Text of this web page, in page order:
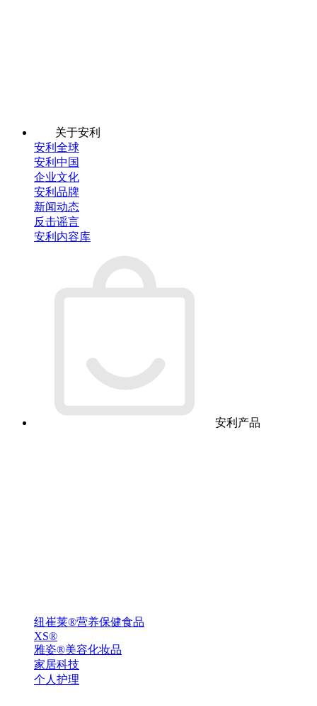
关于安利
安利全球
安利中国
企业文化
安利品牌
新闻动态
反击谣言
安利内容库
安利产品
纽崔莱®营养保健食品
XS®
雅姿®美容化妆品
家居科技
个人护理